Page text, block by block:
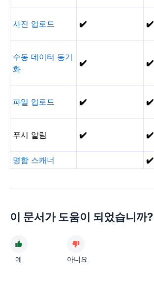
사진 업로드 ✔️ ✔️
수동 데이터 동기
화
✔️ ✔️
파일 업로드 ✔️ ✔️
푸시 알림 ✔️ ✔️
명함 스캐너 ✔️
이 문서가 도움이 되었습니까?
예 아니요